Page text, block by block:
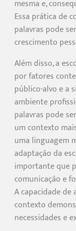
mesma e,
Essa prática de
palavras pode
crescimento
Além disso, a
por fatores
público-alvo e a
ambiente
palavras pode
um contexto
uma linguagem
adaptação da
importante que
comunicação e
A capacidade
contexto
necessidades e